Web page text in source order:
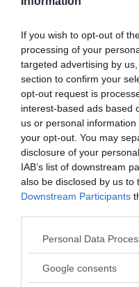
If you wish to opt-out of
processing of your
targeted advertising by
section to confirm your
opt-out request is
interest-based ads based
us or personal
your opt-out. You may
disclosure of your
IAB’s list of downstream
also be disclosed by us to
Downstream Participants
Please note that this
not limited to your visit or
Personal Data
Google consents
Få
ANNONSER